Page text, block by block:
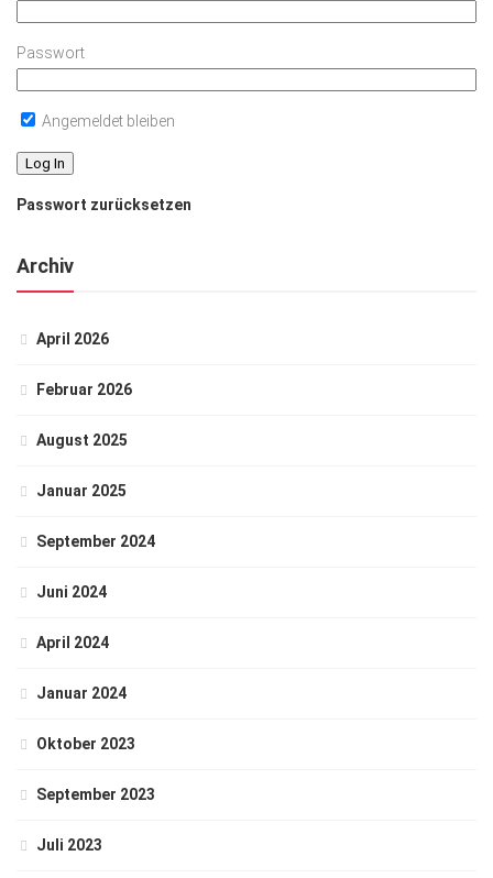
Passwort
Angemeldet bleiben
Passwort zurücksetzen
Archiv
April 2026
Februar 2026
August 2025
Januar 2025
September 2024
Juni 2024
April 2024
Januar 2024
Oktober 2023
September 2023
Juli 2023